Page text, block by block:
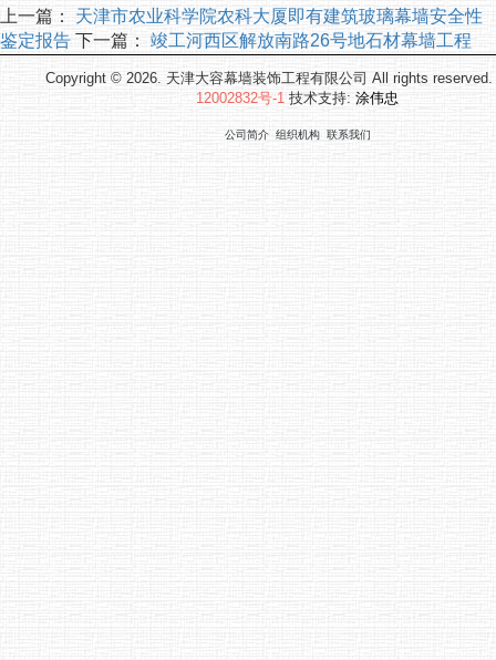
上一篇：
天津市农业科学院农科大厦即有建筑玻璃幕墙安全性
鉴定报告 下一篇： 竣工河西区解放南路26号地石材幕墙工程
Copyright © 2026. 天津大容幕墙装饰工程有限公司 All rights reserved.
12002832号-1 技术支持: 涂伟忠
公司简介 组织机构 联系我们